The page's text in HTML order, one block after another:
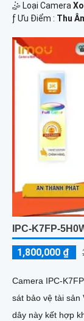
🤹 Loại Camera
️ƒ Ưu Điểm : Thu
IPC-K7FP-
1,800,000 ₫
Camera IPC-
sát bảo vệ tài sản
dây này kết hợp